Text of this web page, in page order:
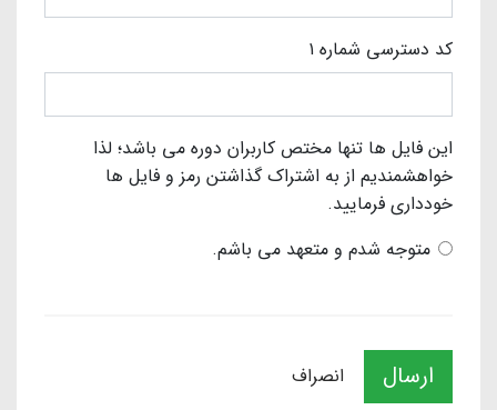
کد دسترسی شماره ۱
این فایل ها تنها مختص کاربران دوره می باشد؛ لذا
خواهشمندیم از به اشتراک گذاشتن رمز و فایل ها
خودداری فرمایید.
متوجه شدم و متعهد می باشم.
ارسال انصراف